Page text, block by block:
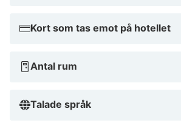
Kort som tas emot på hotellet
Antal rum
Talade språk